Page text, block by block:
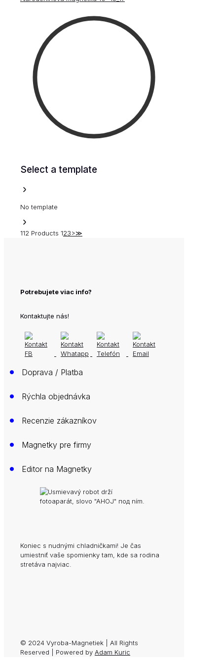
Select a template
No template
112 Products 123>≫
Potrebujete viac info?
Kontaktujte nás!
• Doprava / Platba
• Rýchla objednávka
• Recenzie zákazníkov
• Magnetky pre firmy
• Editor na Magnetky
Koniec s nudnými chladničkami! Je čas
umiestniť vaše spomienky tam, kde sa rodina
stretáva najviac.
© 2024 Vyroba-Magnetiek | All Rights
Reserved | Powered by Adam Kuric